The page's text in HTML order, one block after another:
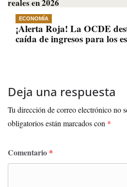
ECONOMÍA
¡Alerta Roja! La OCDE
caída de ingresos para los
Deja una respuesta
Tu dirección de correo electrónico no
obligatorios están marcados con *
Comentario *